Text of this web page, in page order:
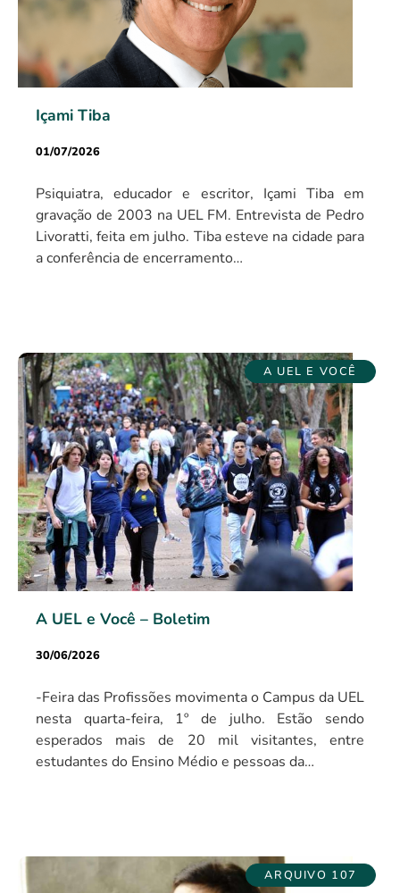
Içami Tiba
01/07/2026
Psiquiatra, educador e escritor, Içami Tiba em
gravação de 2003 na UEL FM. Entrevista de Pedro
Livoratti, feita em julho. Tiba esteve na cidade para
a conferência de encerramento…
A UEL E VOCÊ
A UEL e Você – Boletim
30/06/2026
-Feira das Profissões movimenta o Campus da UEL
nesta quarta-feira, 1º de julho. Estão sendo
esperados mais de 20 mil visitantes, entre
estudantes do Ensino Médio e pessoas da…
ARQUIVO 107